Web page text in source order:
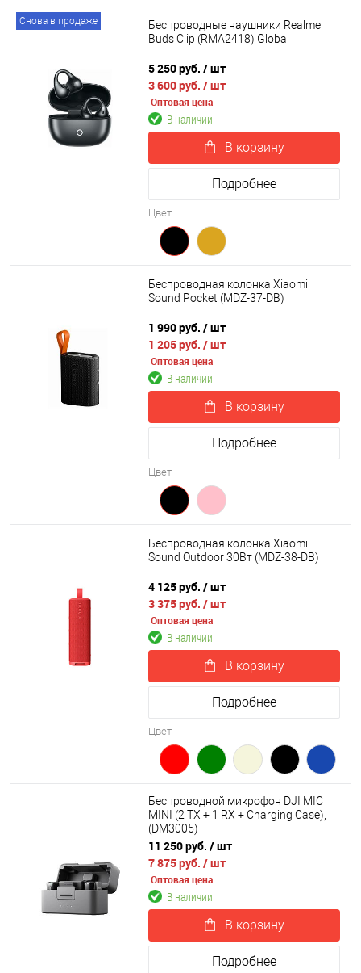
Снова в продаже
Беспроводные наушники Realme
Buds Clip (RMA2418) Global
5 250 руб. / шт
3 600 руб. / шт
Оптовая цена
В наличии
В корзину
Подробнее
Цвет
Беспроводная колонка Xiaomi
Sound Pocket (MDZ-37-DB)
1 990 руб. / шт
1 205 руб. / шт
Оптовая цена
В наличии
В корзину
Подробнее
Цвет
Беспроводная колонка Xiaomi
Sound Outdoor 30Вт (MDZ-38-DB)
4 125 руб. / шт
3 375 руб. / шт
Оптовая цена
В наличии
В корзину
Подробнее
Цвет
Беспроводной микрофон DJI MIC
MINI (2 TX + 1 RX + Charging Case),
(DM3005)
11 250 руб. / шт
7 875 руб. / шт
Оптовая цена
В наличии
В корзину
Подробнее